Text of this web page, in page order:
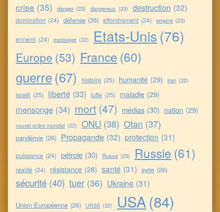
crise (35) danger (23) dangereux (23) destruction (32)
domination (24) défense (26) effondrement (24) empire (23)
ennemi (24) esclavage (22) Etats-Unis (76)
Europe (53) France (60)
guerre(67) histoire (25) humanité (29) iran (22)
israël (25) liberté (33) lutte (25) maladie (29)
mensonge (34) mort (47) médias (30) nation (29)
nouvel ordre mondial (22) ONU (38) Otan (37)
pandémie (26) Propagande (32) protection (31)
puissance (24) pétrole (30) Russe (23) Russie (61)
réalité (24) résistance (28) santé (31) syrie (26)
sécurité (40) tuer (36) Ukraine (31)
Union Européenne (26) URSS (22) USA(84)